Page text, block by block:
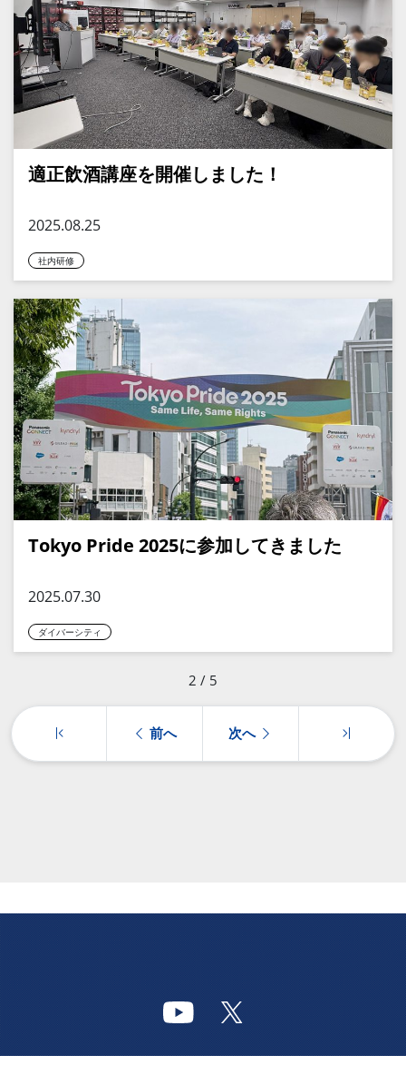
適正飲酒講座を開催しました！
2025.08.25
社内研修
Tokyo Pride 2025に参加してきました
2025.07.30
ダイバーシティ
2 / 5
前へ 次へ